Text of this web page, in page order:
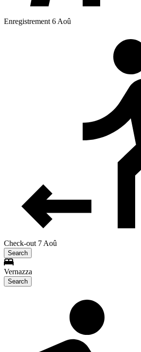
Enregistrement 6 Aoû
Check-out 7 Aoû
Search
Vernazza
Search